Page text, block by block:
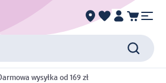
wysyłka od 169 zł